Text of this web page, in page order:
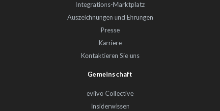
Integrations-Marktplatz
Auszeichnungen und Ehrungen
Presse
Karriere
Kontaktieren Sie uns
Gemeinschaft
eviivo Collective
Insiderwissen